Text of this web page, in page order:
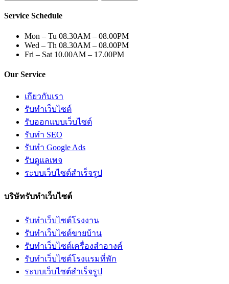
Service Schedule
Mon – Tu 08.30AM – 08.00PM
Wed – Th 08.30AM – 08.00PM
Fri – Sat 10.00AM – 17.00PM
Our Service
เกียวกับเรา
รับทำเว็บไซต์
รับออกแบบเว็บไซต์
รับทำ SEO
รับทำ Google Ads
รับดูแลเพจ
ระบบเว็บไซต์สำเร็จรูป
บริษัทรับทำเว็บไซต์
รับทำเว็บไซต์โรงงาน
รับทำเว็บไซต์ขายบ้าน
รับทำเว็บไซต์เครื่องสำอางค์
รับทำเว็บไซต์โรงแรมที่พัก
ระบบเว็บไซต์สำเร็จรูป